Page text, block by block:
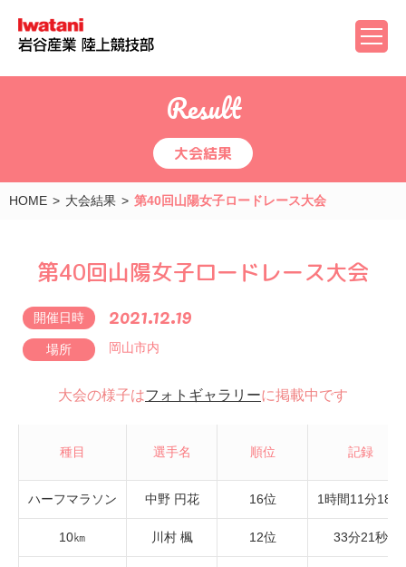
Result
大会結果
HOME 大会結果 第40回山陽女子ロードレース大会
第40回山陽女子ロードレース大会
開催日時 2021.12.19
場所 岡山市内
大会の様子はフォトギャラリーに掲載中です
種目 選手名 順位 記録
ハーフマラソン 中野 円花 16位 1時間11分18秒
10㎞ 川村 楓 12位 33分21秒